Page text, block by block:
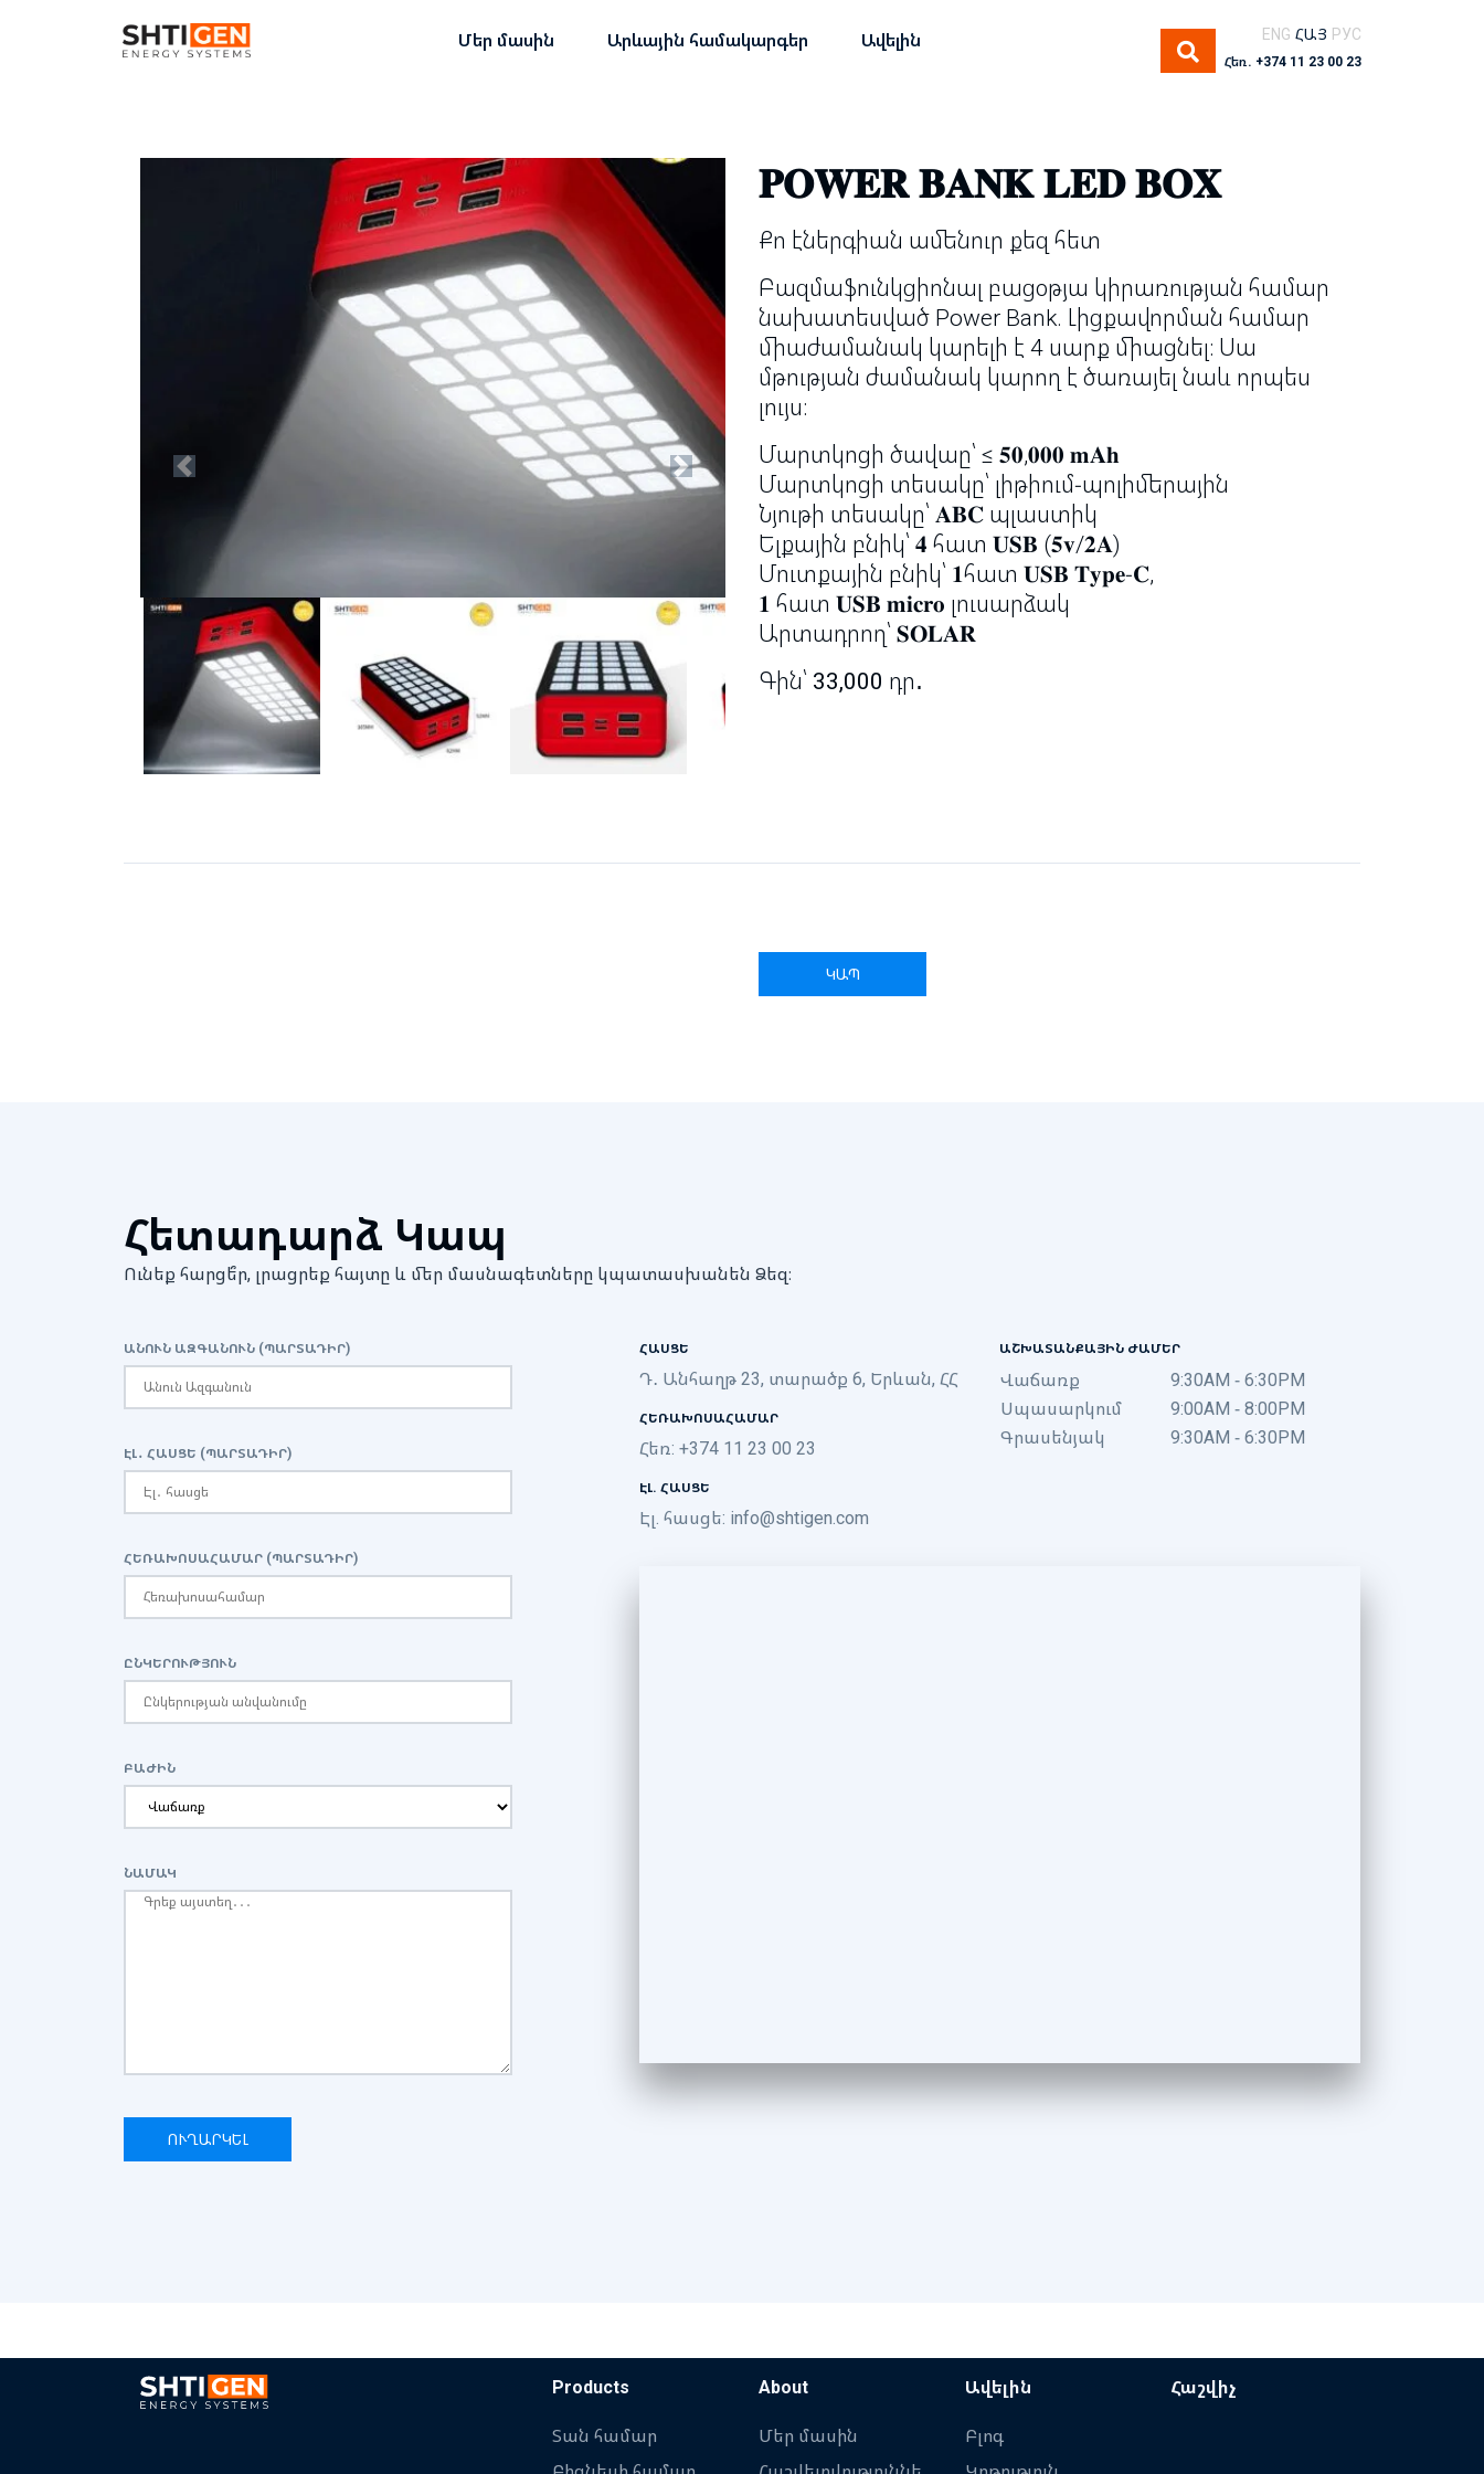
Մեր մասին Արևային համակարգեր Ավելին ENG ՀԱՅ РУС
Հեռ. +374 11 23 00 23
Previous Next
𝐏𝐎𝐖𝐄𝐑 𝐁𝐀𝐍𝐊 𝐋𝐄𝐃 𝐁𝐎𝐗
Քո էներգիան ամենուր քեզ հետ
Բազմաֆունկցիոնալ բացօթյա կիրառության համար
նախատեսված Power Bank. Լիցքավորման համար
միաժամանակ կարելի է 4 սարք միացնել։ Սա
մթության ժամանակ կարող է ծառայել նաև որպես
լույս։
Մարտկոցի ծավաը՝ ≤ 𝟓𝟎,𝟎𝟎𝟎 𝐦𝐀𝐡
Մարտկոցի տեսակը՝ լիթիում-պոլիմերային
Նյութի տեսակը՝ 𝐀𝐁𝐂 պլաստիկ
Ելքային բնիկ՝ 𝟒 հատ 𝐔𝐒𝐁 (𝟓𝐯/𝟐𝐀)
Մուտքային բնիկ՝ 𝟏հատ 𝐔𝐒𝐁 𝐓𝐲𝐩𝐞-𝐂,
𝟏 հատ 𝐔𝐒𝐁 𝐦𝐢𝐜𝐫𝐨 լուսարձակ
Արտադրող՝ 𝐒𝐎𝐋𝐀𝐑
Գին՝ 33,000 դր․
ԿԱՊ
Հետադարձ Կապ
Ունեք հարցե՞ր, լրացրեք հայտը և մեր մասնագետները կպատասխանեն Ձեզ։
ԱՆՈՒՆ ԱԶԳԱՆՈՒՆ (ՊԱՐՏԱԴԻՐ)
ԷԼ․ ՀԱՍՑԵ (ՊԱՐՏԱԴԻՐ)
ՀԵՌԱԽՈՍԱՀԱՄԱՐ (ՊԱՐՏԱԴԻՐ)
ԸՆԿԵՐՈՒԹՅՈՒՆ
ԲԱԺԻՆ
ՆԱՄԱԿ
ՀԱՍՑԵ
Դ․ Անհաղթ 23, տարածք 6, Երևան, ՀՀ
ՀԵՌԱԽՈՍԱՀԱՄԱՐ
Հեռ: +374 11 23 00 23
ԷԼ. ՀԱՍՑԵ
Էլ. հասցե: info@shtigen.com
ԱՇԽԱՏԱՆՔԱՅԻՆ ԺԱՄԵՐ
Վաճառք
9:30AM - 6:30PM
Սպասարկում
9:00AM - 8:00PM
Գրասենյակ
9:30AM - 6:30PM
Products
Տան համար
About
Մեր մասին
Ավելին
Բլոգ
Հաշվիչ